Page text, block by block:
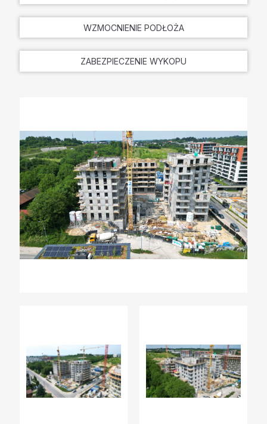
WZMOCNIENIE PODŁOŻA
ZABEZPIECZENIE WYKOPU